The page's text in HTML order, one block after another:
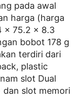
pada awal
harga (harga
x 75.2 x 8.3
bobot 178 g
terdiri dari
plastic
slot Dual
dan slot memori